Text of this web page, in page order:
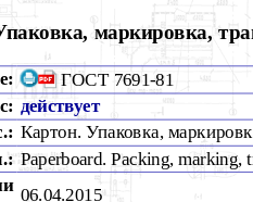
маркировка,
ГОСТ 7691-81
действует
Картон. Упаковка,
Paperboard. Packing, marking,
06.04.2015